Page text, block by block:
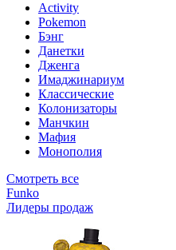
Activity
Pokemon
Бэнг
Данетки
Дженга
Имаджинариум
Классические
Колонизаторы
Манчкин
Мафия
Монополия
Смотреть все
Funko
Лидеры продаж